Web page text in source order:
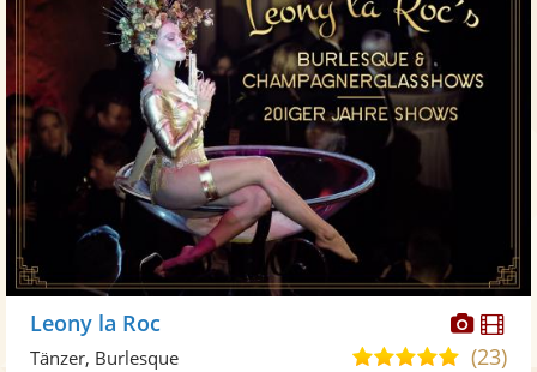
Leony la Roc
5,0(23)
Tänzer, Burlesque